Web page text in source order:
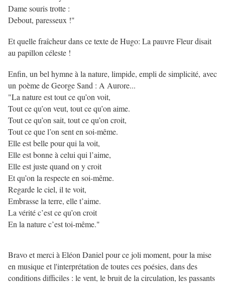
Dame souris trotte :
Debout, paresseux !"
Et quelle fraîcheur dans ce texte de Hugo: La pauvre Fleur disait
au papillon céleste !
Enfin, un bel hymne à la nature, limpide, empli de simplicité, avec
un poème de George Sand : A Aurore...
"La nature est tout ce qu’on voit,
Tout ce qu’on veut, tout ce qu’on aime.
Tout ce qu’on sait, tout ce qu’on croit,
Tout ce que l’on sent en soi-même.
Elle est belle pour qui la voit,
Elle est bonne à celui qui l’aime,
Elle est juste quand on y croit
Et qu’on la respecte en soi-même.
Regarde le ciel, il te voit,
Embrasse la terre, elle t’aime.
La vérité c’est ce qu’on croit
En la nature c’est toi-même."
Bravo et merci à Eléon Daniel pour ce joli moment, pour la mise
en musique et l'interprétation de toutes ces poésies, dans des
conditions difficiles : le vent, le bruit de la circulation, les passants